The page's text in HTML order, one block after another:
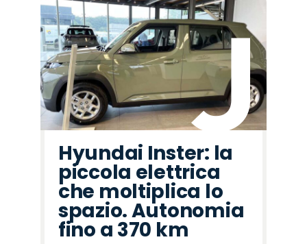
Hyundai Inster: la
piccola elettrica
che moltiplica lo
spazio. Autonomia
fino a 370 km